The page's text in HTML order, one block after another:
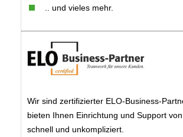
.. und vieles mehr.
Wir sind zertifizierter ELO-Business-
bieten Ihnen Einrichtung und Support
schnell und unkompliziert.